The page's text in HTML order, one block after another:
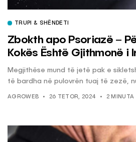
TRUPI & SHËNDETI
Zbokth apo Psoriazë –
Kokës Është Gjithmonë i
Megjithëse mund të jetë pak e
të bardha në pulovrën tuaj të zezë,
AGROWEB 26 TETOR, 2024 2 MINUTA